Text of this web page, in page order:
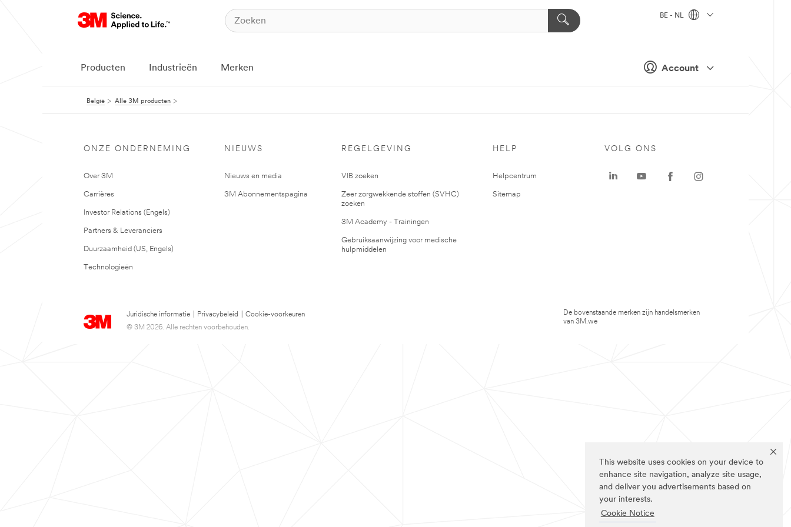
This website uses cookies on your device to
enhance site navigation, analyze site usage,
and deliver you advertisements based on
your interests.
Cookie Notice
Account
BE - NL
Producten Industrieën Merken
België Alle 3M producten
ONZE ONDERNEMING
Over 3M
Carrières
Investor Relations (Engels)
Partners & Leveranciers
Duurzaamheid (US, Engels)
Technologieën
NIEUWS
Nieuws en media
3M Abonnementspagina
REGELGEVING
VIB zoeken
Zeer zorgwekkende stoffen (SVHC)
zoeken
3M Academy - Trainingen
Gebruiksaanwijzing voor medische
hulpmiddelen
HELP
Helpcentrum
Sitemap
Juridische informatie Privacybeleid
Cookie-voorkeuren
© 3M 2026. Alle rechten voorbehouden.
VOLG ONS
De bovenstaande merken zijn handelsmerken
van 3M.we